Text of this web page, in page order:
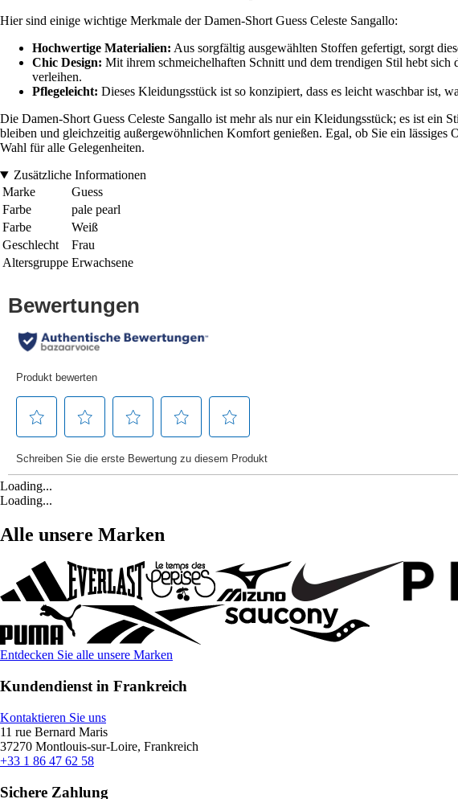
Hier sind einige wichtige Merkmale der Damen-Short Guess Celeste Sangallo:
Hochwertige Materialien: Aus sorgfältig ausgewählten Stoffen gefertigt, sorgt
Chic Design: Mit ihrem schmeichelhaften Schnitt und dem trendigen Stil hebt
verleihen.
Pflegeleicht: Dieses Kleidungsstück ist so konzipiert, dass es leicht waschbar ist,
Die Damen-Short Guess Celeste Sangallo ist mehr als nur ein Kleidungsstück; es ist ein
bleiben und gleichzeitig außergewöhnlichen Komfort genießen. Egal, ob Sie ein
Wahl für alle Gelegenheiten.
Zusätzliche Informationen
Marke
Guess
Farbe
pale pearl
Farbe
Weiß
Geschlecht
Frau
Altersgruppe Erwachsene
Loading...
Loading...
Alle unsere Marken
Entdecken Sie alle unsere Marken
Kundendienst in Frankreich
Kontaktieren Sie uns
11 rue Bernard Maris
37270 Montlouis-sur-Loire, Frankreich
+33 1 86 47 62 58
Sichere Zahlung